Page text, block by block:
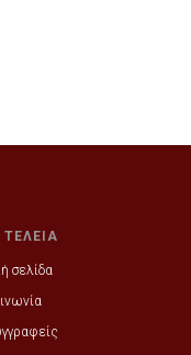
σελίδα